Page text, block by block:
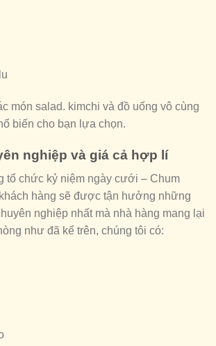
món salad. kimchi và đồ uống vô cùng
biến cho bạn lựa chọn.
nghiệp và giá cả hợp lí
tổ chức kỷ niệm ngày cưới – Chum
hàng sẽ được tận hưởng những
nghiệp nhất mà nhà hàng mang lại
như đã kể trên, chúng tôi có: